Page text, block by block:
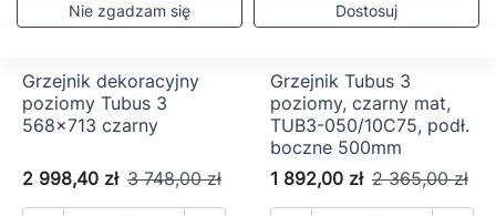

Grzejnik dekoracyjny
poziomy Tubus 3
568x713 czarny
2 998,40 zł 3 748,00 zł

Grzejnik Tubus 3
poziomy, czarny mat,
TUB3-050/10C75, podł.
boczne 500mm
1 892,00 zł 2 365,00 zł
Nie zgadzam się Dostosuj